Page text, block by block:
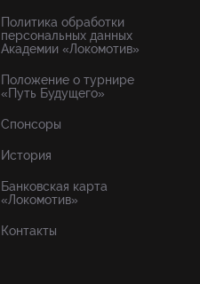
Политика обработки
персональных данных
Академии «Локомотив»
Положение о турнире
«Путь Будущего»
Спонсоры
История
Банковская карта
«Локомотив»
Контакты